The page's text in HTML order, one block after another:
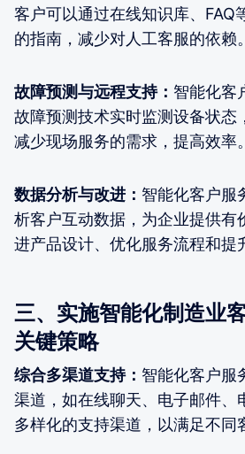
客户可以通过在线知识库、FAQ
的指南，减少对人工客服的依赖。
故障预测与远程支持： 智能化客
故障预测技术实时监测设备状态
减少现场服务的需求，提高效率。
数据分析与改进： 智能化客户服
析客户互动数据，为企业提供有
进产品设计、优化服务流程和提
三、实施智能化制造业
关键策略
综合多渠道支持： 智能化客户服
渠道，如在线聊天、电子邮件、
多样化的支持渠道，以满足不同